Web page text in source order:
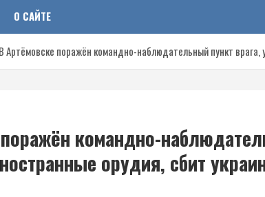
война на
О САЙТЕ
В Артёмовске поражён командно-наблюдательный пункт
командно-
орудия, сбит